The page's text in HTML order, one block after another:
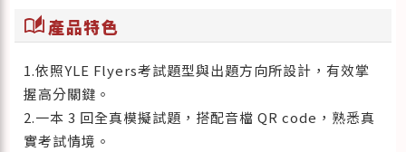
auto_stories產品特色
1.依照YLE Flyers考試題型與出題方向所設計，有效掌
握高分關鍵。
2.一本 3 回全真模擬試題，搭配音檔 QR code，熟悉真
實考試情境。